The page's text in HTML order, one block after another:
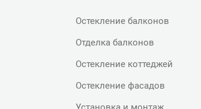
Остекление балконов
Отделка балконов
Остекление коттеджей
Остекление фасадов